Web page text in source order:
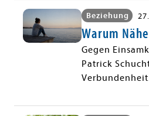
Beziehung
Warum
Gegen
Patrick